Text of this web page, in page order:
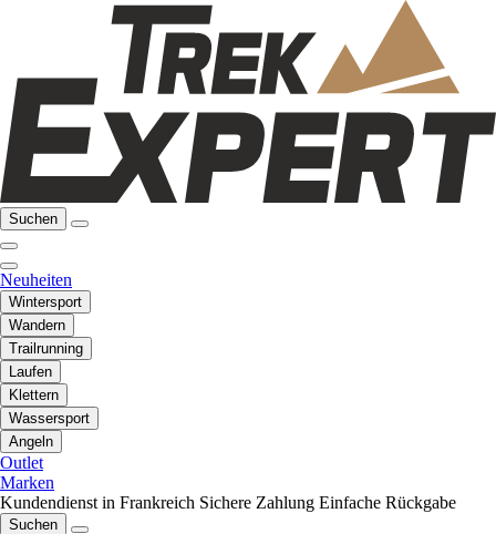
Suchen
Neuheiten
Wintersport
Wandern
Trailrunning
Laufen
Klettern
Wassersport
Angeln
Outlet
Marken
Kundendienst in Frankreich Sichere Zahlung Einfache Rückgabe
Suchen